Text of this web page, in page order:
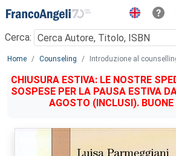
Menu
Cerca:
Main content
Home Counseling Introduzione al
CHIUSURA ESTIVA: LE NOSTRE
SOSPESE PER LA PAUSA ESTIVA
AGOSTO (INCLUSI). BUONE